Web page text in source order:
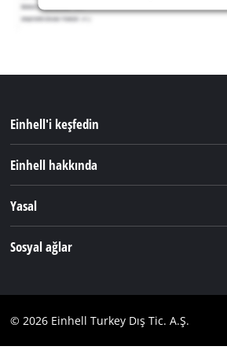
Einhell'i keşfedin
Hizmetler
Einhell hakkında
Yasal
Uyumluluk
Sosyal ağlar
YouТube
© 2026 Einhell Turkey Dış Tic. A.Ş.